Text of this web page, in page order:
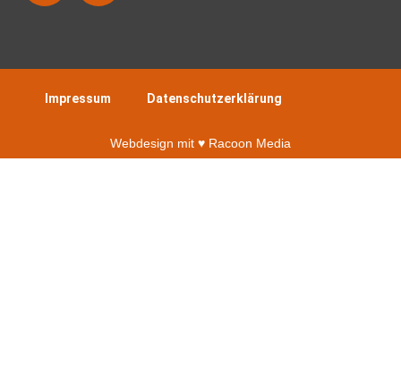
Impressum Datenschutzerklärung
Webdesign mit ♥︎ Racoon Media